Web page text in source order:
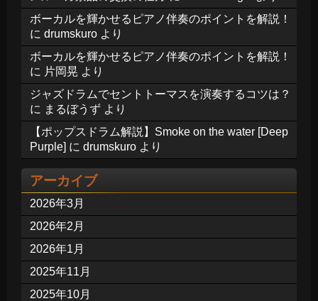
ボーカルを輝かせるピアノ伴奏のポイントを解説！
に drumskuro より
ボーカルを輝かせるピアノ伴奏のポイントを解説！
に 片岡晃 より
ジャズドラムでセントトーマスを演奏するコツは？
に まるぼうず より
【ポップスドラム解説】Smoke on the water [Deep
Purple] に drumskuro より
アーカイブ
2026年3月
2026年2月
2026年1月
2025年11月
2025年10月